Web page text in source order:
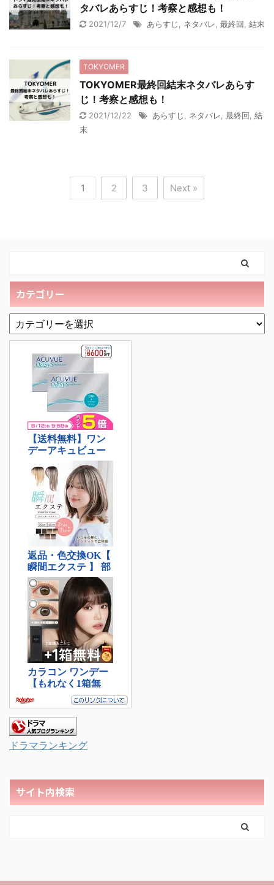
タバレあらすじ！考察と感想も！
2021/12/7 あらすじ ネタバレ 最終回 結末
TOKYOMER
TOKYOMER最終回結末ネタバレあらす
じ！考察と感想も！
2021/12/22 あらすじ ネタバレ 最終回 結
末
1 2 3 Next »
カテゴリー
ドラマランキング
サイト内検索